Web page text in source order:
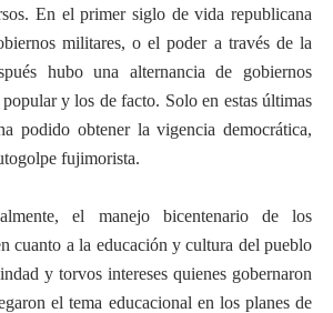
En el primer siglo de vida republicana
militares, o el poder a través de la
hubo una alternancia de gobiernos
y los de facto. Solo en estas últimas
podido obtener la vigencia democrática,
fujimorista.
el manejo bicentenario de los
cuanto a la educación y cultura del pueblo
y torvos intereses quienes gobernaron
el tema educacional en los planes de